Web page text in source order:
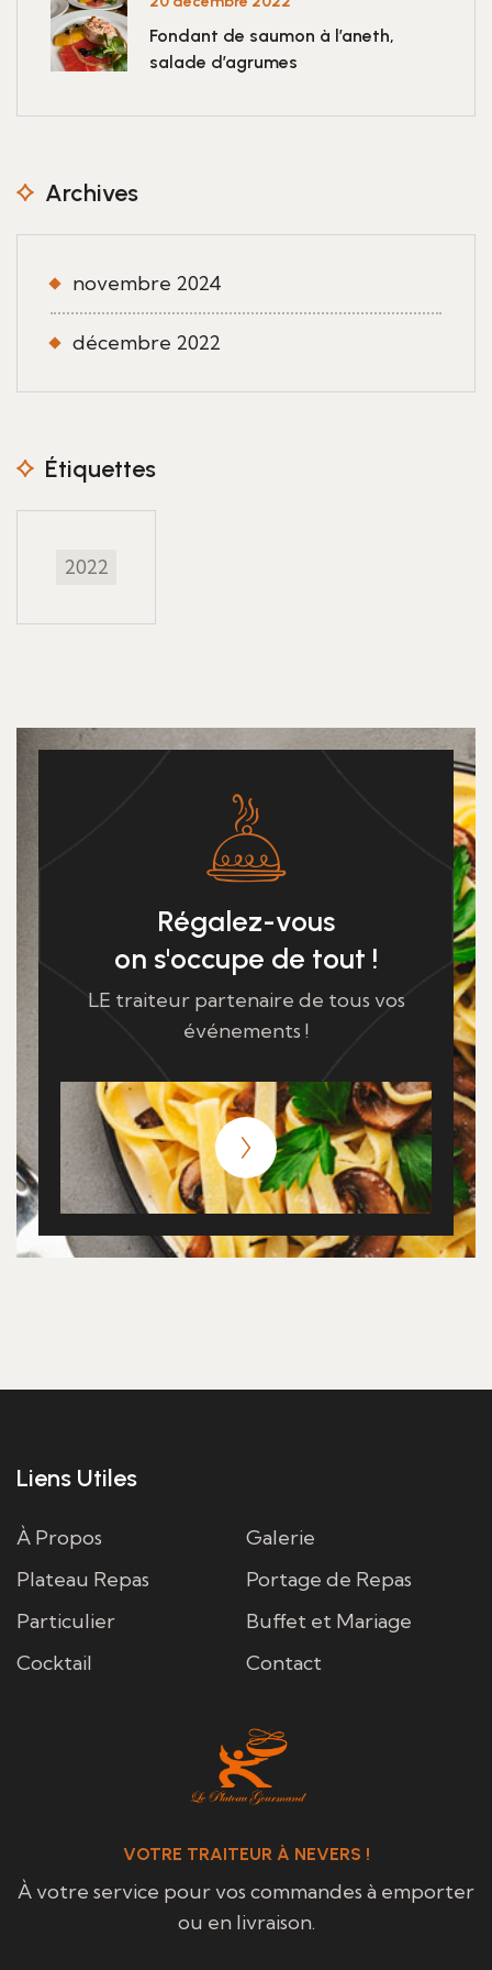
Fondant de saumon à l’aneth,
salade d’agrumes
Archives
novembre 2024
décembre 2022
Étiquettes
2022
Régalez-vous
on s'occupe de tout !
LE traiteur partenaire de tous vos
événements !
Liens Utiles
À Propos
Galerie
Plateau Repas
Portage de Repas
Particulier
Buffet et Mariage
Cocktail
Contact
VOTRE TRAITEUR À NEVERS !
À votre service pour vos commandes à emporter
ou en livraison.